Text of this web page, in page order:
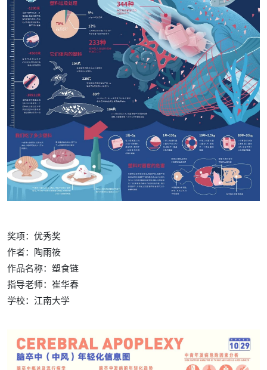
奖项：优秀奖
作者：陶雨筱
作品名称：塑食链
指导老师：崔华春
学校： 江南大学